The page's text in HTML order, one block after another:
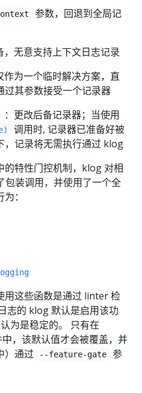
参数，回退到全局记
，无意支持上下文日志记录
作为一个临时解决方案，直
过其参数接受一个记录器
：更改后备记录器；当使用
调用时, 记录器已准备好被
，记录将无需执行通过 klog
特性门控机制，klog 对相
装调用，并使用了一个全
：
这些函数是通过 linter 检
志的 klog 默认是启用该功
为是稳定的。 只有在
，该默认值才会被覆盖，并
）通过
--feature-gate
参